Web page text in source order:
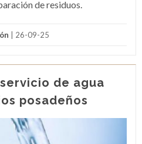
de residuos.
| 26-09-25
de agua
posadeños